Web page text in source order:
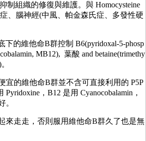
制組織的修復與維護。與 Homocysteine
、腦神經(中風、帕金森氏症、多發性硬
下的維他命B群控制 B6(pyridoxal-5-phosp
MB12), 葉酸 and betaine(trimethy
宜的維他命B群並不含可直接利用的 P5P
，B12 是用 Cyanocobalamin，
。
來走走，否則服用維他命B群久了也是無